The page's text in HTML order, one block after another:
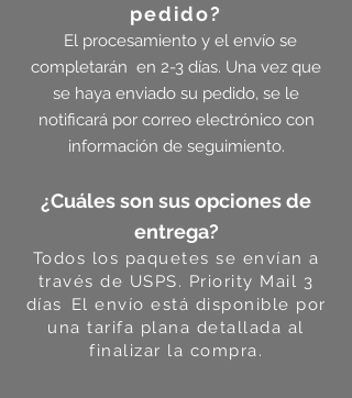
pedido?
El procesamiento y el envío se
completarán en 2-3 días. Una vez que
se haya enviado su pedido, se le
notificará por correo electrónico con
información de seguimiento.
¿Cuáles son sus opciones de
entrega?
Todos los paquetes se envían a
través de USPS. Priority Mail 3
días
El envío está disponible por
una tarifa plana detallada al
finalizar la compra.